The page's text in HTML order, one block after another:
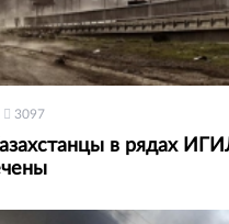
3097
в рядах